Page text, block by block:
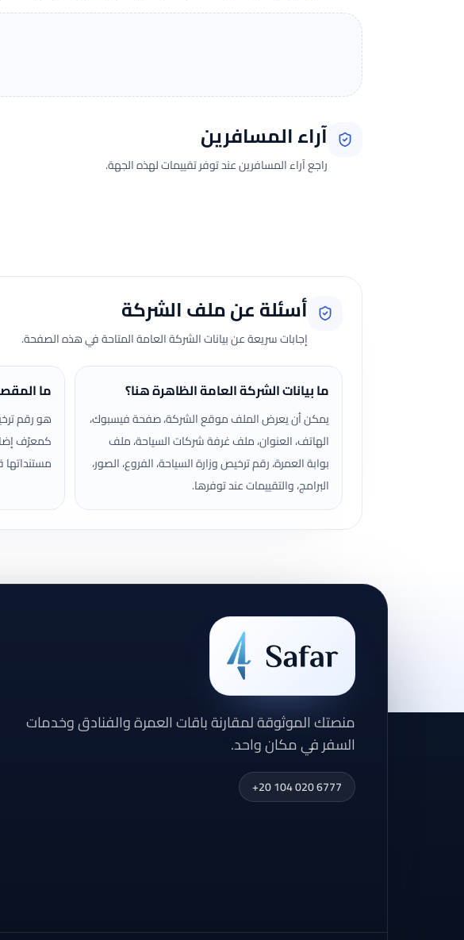
آراء المسافرين
راجع آراء المسافرين عند توفر تقييمات لهذه الجهة.
أسئلة عن ملف الشركة
إجابات سريعة عن بيانات الشركة العامة المتاحة في هذه الصفحة.
ما بيانات الشركة العامة الظاهرة هنا؟
يمكن أن يعرض الملف موقع الشركة، صفحة فيسبوك،
الهاتف، العنوان، ملف غرفة شركات السياحة، ملف
بوابة العمرة، رقم ترخيص وزارة السياحة، الفروع، الصور،
البرامج، والتقييمات عند توفرها.
ما
هو رقم
كمعرّف
مستنداتها
منصتك الموثوقة لمقارنة باقات العمرة والفنادق وخدمات
السفر في مكان واحد.
+20 104 020 6777